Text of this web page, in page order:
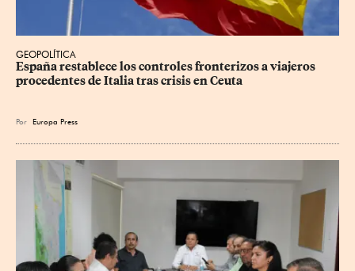
GEOPOLÍTICA
España restablece los controles fronterizos a viajeros
procedentes de Italia tras crisis en Ceuta
Por Europa Press